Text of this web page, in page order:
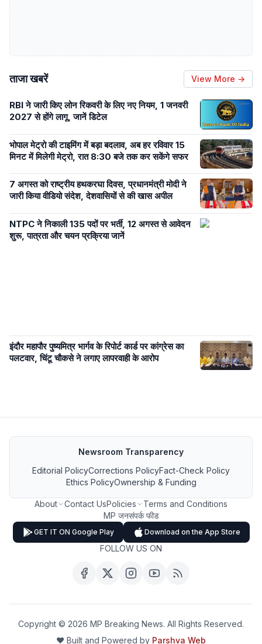
ताजा खबरें View More →
RBI ने जारी किए लोन रिकवरी के लिए नए नियम, 1 जनवरी
2027 से होंगे लागू, जानें डिटेल
भोपाल मेट्रो की टाइमिंग में बड़ा बदलाव, अब हर रविवार 15
मिनट में मिलेगी मेट्रो, रात 8:30 बजे तक कर सकेंगे सफर
7 अगस्त को राष्ट्रीय हथकरघा दिवस, प्रधानमंत्री मोदी ने
जारी किया वीडियो संदेश, देशवासियों से की खास अपील
NTPC ने निकाली 135 पदों पर भर्ती, 12 अगस्त से आवेदन
शुरू, पात्रता और चयन प्रक्रिया जानें
इंदौर महापौर पुष्यमित्र भार्गव के रिपोर्ट कार्ड पर कांग्रेस का
पलटवार, चिंटू चौकसे ने लगाए लापरवाही के आरोप
Newsroom Transparency
Editorial PolicyCorrections PolicyFact-Check Policy
Ethics PolicyOwnership & Funding
About Contact UsPolicies
Terms and Conditions
MP जनसंपर्क फीड
GET IT ON Google Play Download on the App Store
FOLLOW US ON
Copyright © 2026 MP Breaking News. All Rights Reserved.
❤️ Built and Powered by Parshva Web